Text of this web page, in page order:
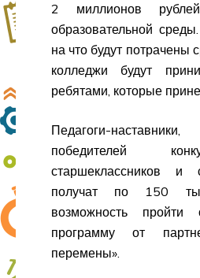
2 миллионов
образовательной
на что будут потрачены
колледжи будут
ребятами, которые
Педагоги-
победителей
старшеклассников и
получат по 150
возможность пройти
программу от
перемены».